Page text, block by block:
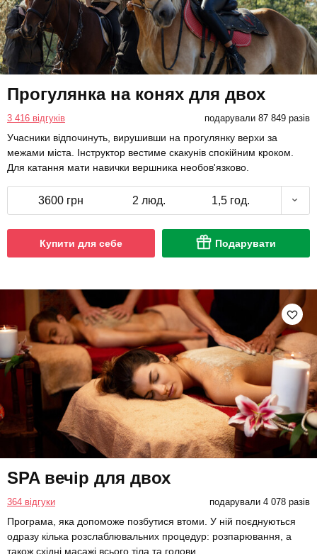
Прогулянка на конях для двох
3 416 відгуків подарували 87 849 разів
Учасники відпочинуть, вирушивши на прогулянку верхи за
межами міста. Інструктор вестиме скакунів спокійним кроком.
Для катання мати навички вершника необов'язково.
3600 грн 2 люд. 1,5 год.
Купити для себе Подарувати
SPA вечір для двох
364 відгуки подарували 4 078 разів
Програма, яка допоможе позбутися втоми. У ній поєднуються
одразу кілька розслаблювальних процедур: розпарювання, а
також східні масажі всього тіла та голови.